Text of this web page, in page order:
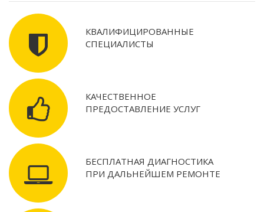
КВАЛИФИЦИРОВАННЫЕ
СПЕЦИАЛИСТЫ
КАЧЕСТВЕННОЕ
ПРЕДОСТАВЛЕНИЕ УСЛУГ
БЕСПЛАТНАЯ ДИАГНОСТИКА
ПРИ ДАЛЬНЕЙШЕМ РЕМОНТЕ